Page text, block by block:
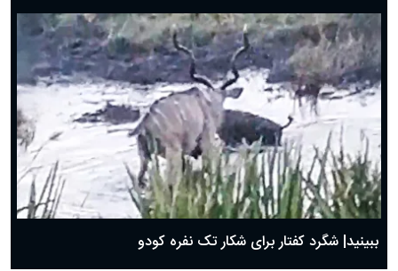
ببینید| شگرد کفتار برای شکار تک نفره کودو